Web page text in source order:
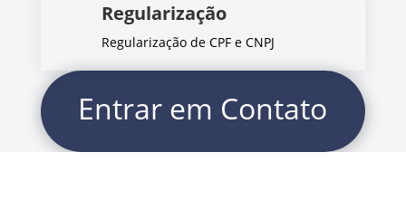
Regularização
Regularização de CPF e CNPJ
Entrar em Contato